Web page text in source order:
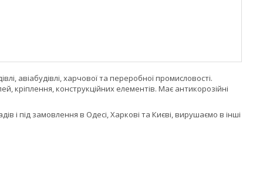
авіабудівлі, харчової та переробної промисловості.
кріплення, конструкційних елементів. Має антикорозійні
і під замовлення в Одесі, Харкові та Києві, вирушаємо в інші